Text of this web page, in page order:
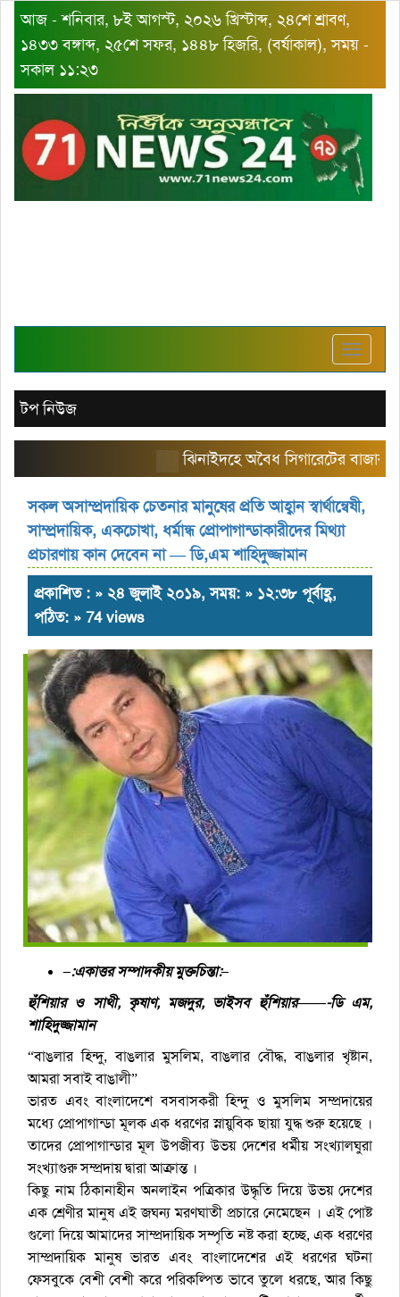
আজ - শনিবার, ৮ই আগস্ট, ২০২৬ খ্রিস্টাব্দ, ২৪শে শ্রাবণ,
১৪৩৩ বঙ্গাব্দ, ২৫শে সফর, ১৪৪৮ হিজরি, (বর্ষাকাল), সময় -
সকাল ১১:২৩
Toggle
টপ নিউজ
ঝিনাইদহে অবৈধ সিগারেটের বাজার তৈরি
সকল অসাম্প্রদায়িক চেতনার মানুষের প্রতি আহ্বান স্বার্থান্বেষী,
সাম্প্রদায়িক, একচোখা, ধর্মান্ধ প্রোপাগান্ডাকারীদের মিথ্যা
প্রচারণায় কান দেবেন না — ডি,এম শাহিদুজ্জামান
প্রকাশিত : » ২৪ জুলাই ২০১৯, সময়: » ১২:৩৮ পূর্বাহ্ণ,
পঠিত: » 74 views
–:একাত্তর সম্পাদকীয় মুক্তচিন্তা:–
হুঁশিয়ার ও সাথী, কৃষাণ, মজদুর, ভাইসব হুঁশিয়ার——-ডি এম,
শাহিদুজ্জামান
“বাঙলার হিন্দু, বাঙলার মুসলিম, বাঙলার বৌদ্ধ, বাঙলার খৃষ্টান,
আমরা সবাই বাঙালী”
ভারত এবং বাংলাদেশে বসবাসকরী হিন্দু ও মুসলিম সম্প্রদায়ের
মধ্যে প্রোপাগান্ডা মূলক এক ধরণের স্নায়ুবিক ছায়া যুদ্ধ শুরু হয়েছে ।
তাদের প্রোপাগান্ডার মূল উপজীব্য উভয় দেশের ধর্মীয় সংখ্যালঘুরা
সংখ্যাগুরু সম্প্রদায় দ্বারা আক্রান্ত ।
কিছু নাম ঠিকানাহীন অনলাইন পত্রিকার উদ্ধৃতি দিয়ে উভয় দেশের
এক শ্রেণীর মানুষ এই জঘন্য মরণঘাতী প্রচারে নেমেছেন । এই পোষ্ট
গুলো দিয়ে আমাদের সাম্প্রদায়িক সম্পৃতি নষ্ট করা হচ্ছে, এক ধরণের
সাম্প্রদায়িক মানুষ ভারত এবং বাংলাদেশের এই ধরণের ঘটনা
ফেসবুকে বেশী বেশী করে পরিকল্পিত ভাবে তুলে ধরছে, আর কিছু